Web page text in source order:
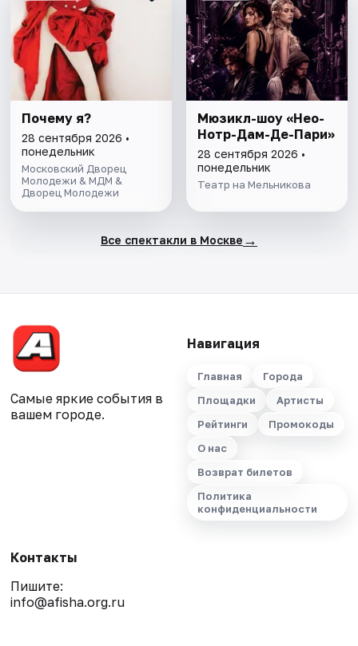
Почему я?
28 сентября 2026 •
понедельник
Московский Дворец
Молодежи & МДМ &
Дворец Молодежи
Мюзикл-шоу «Нео-
Нотр-Дам-Де-Пари»
28 сентября 2026 •
понедельник
Театр на Мельникова
Все спектакли в Москве →
Самые яркие события в
вашем городе.
Навигация
Главная
Города
Площадки
Артисты
Рейтинги
Промокоды
О нас
Возврат билетов
Политика
конфиденциальности
Контакты
Пишите:
info@afisha.org.ru